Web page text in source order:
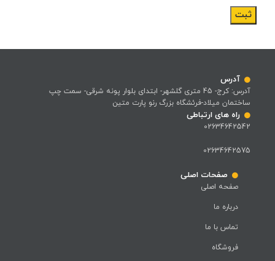
آدرس
آدرس: کرج- 45 متری گلشهر- ابتدای بلوار پونه شرقی- سمت چپ
ساختمان میلاد-فرئشگاه بزرگ رنو پارت متین
راه های ارتباطی
02634642542
02634642575
صفحات اصلی
صفحه اصلی
درباره ما
تماس با ما
فروشگاه